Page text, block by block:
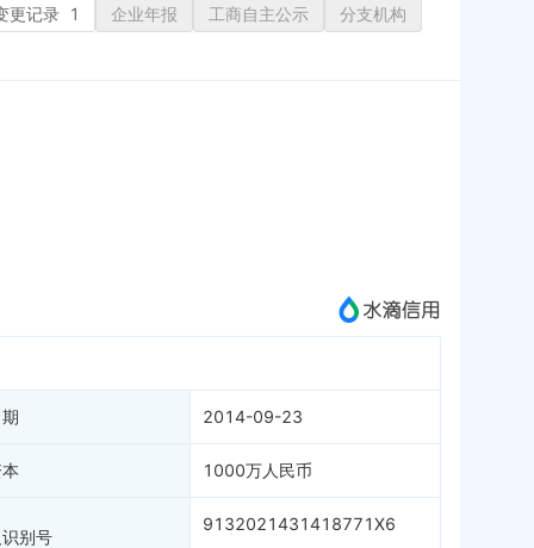
商标信息
成为vip查看
更记录 1 企业年报 工商自主公示 分支机构
2014-09-23
1000万人民币
别号
9132021431418771X6